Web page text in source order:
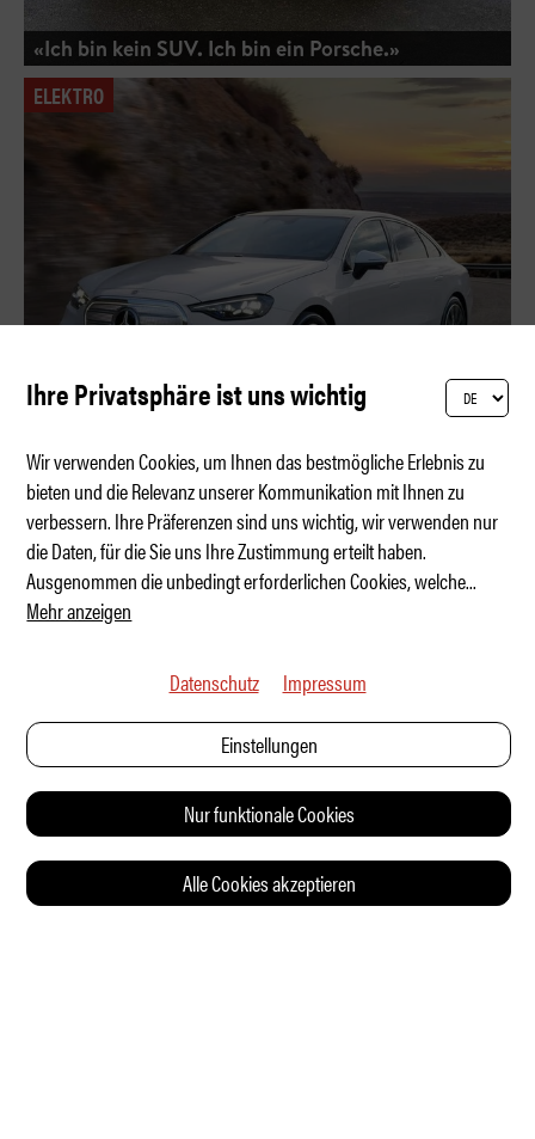
«Ich bin kein SUV. Ich bin ein Porsche.»
ELEKTRO
Elektro-Lux: Premiere der neuen C-Klasse
Ihre Privatsphäre ist uns wichtig
Wir verwenden Cookies, um Ihnen das bestmögliche Erlebnis zu
bieten und die Relevanz unserer Kommunikation mit Ihnen zu
verbessern. Ihre Präferenzen sind uns wichtig, wir verwenden nur
die Daten, für die Sie uns Ihre Zustimmung erteilt haben.
Ausgenommen die unbedingt erforderlichen Cookies, welche...
Mehr anzeigen
Datenschutz Impressum
Einstellungen
Nur funktionale Cookies
Alle Cookies akzeptieren